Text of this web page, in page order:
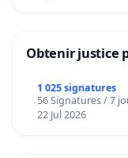
Obtenir justice
1 025 signatures
56 Signatures / 7
22 Jul 2026